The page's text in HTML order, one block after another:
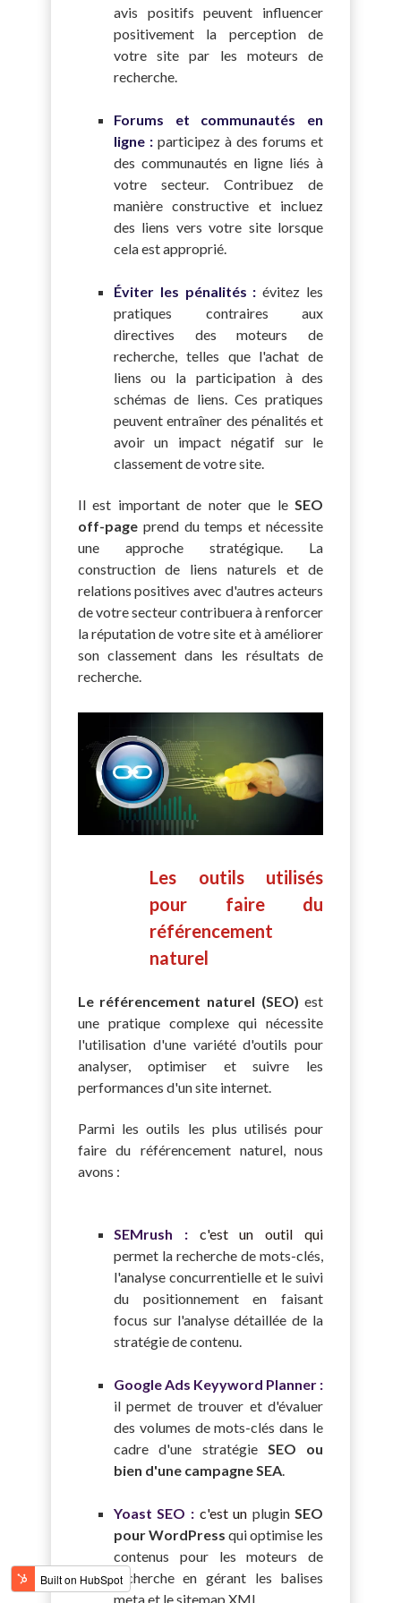
avis positifs peuvent influencer
positivement la perception de
votre site par les moteurs de
recherche.
Forums et communautés en
ligne :participez à des forums et
des communautés en ligne liés à
votre secteur. Contribuez de
manière constructive et incluez
des liens vers votre site lorsque
cela est approprié.
Éviter les pénalités : évitez les
pratiques contraires aux
directives des moteurs de
recherche, telles que l'achat de
liens ou la participation à des
schémas de liens. Ces pratiques
peuvent entraîner des pénalités et
avoir un impact négatif sur le
classement de votre site.
Il est important de noter que le SEO
off-pageprend du temps et nécessite
une approche stratégique. La
construction de liens naturels et de
relations positives avec d'autres acteurs
de votre secteur contribuera à renforcer
la réputation de votre site et à améliorer
son classement dans les résultats de
recherche.
Les outils utilisés
pour faire du
référencement
naturel
Le référencement naturel (SEO) est
une pratique complexe qui nécessite
l'utilisation d'une variété d'outils pour
analyser, optimiser et suivre les
performances d'un site internet.
Parmi les outils les plus utilisés pour
faire du référencement naturel, nous
avons :
SEMrush :c'est un outil qui
permet la recherche de mots-clés,
l'analyse concurrentielle et le suivi
du positionnement en faisant
focus sur l'analyse détaillée de la
stratégie de contenu.
Google Ads Keyyword Planner :
il permet de trouver et d'évaluer
des volumes de mots-clés dans le
cadre d'une stratégieSEO ou
bien d'une campagne SEA.
Yoast SEO : c'est un pluginSEO
pour WordPress qui optimise les
contenus pour les moteurs de
recherche en gérant les balises
meta et le sitemap XML.